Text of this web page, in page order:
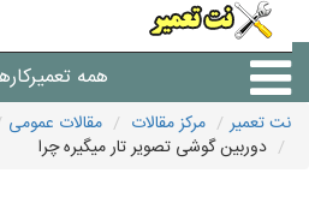
همه تعمیرکارها
شرکت های تعمیرات
نت تعمیر مرکز مقالات مقالات عمومی
دوربین گوشی تصویر تار میگیره چرا